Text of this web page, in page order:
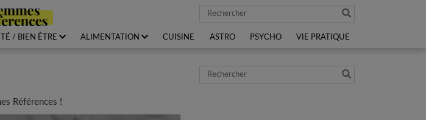
Rechercher
/ BIEN ÊTRE ALIMENTATION CUISINE ASTRO PSYCHO VIE PRATIQUE
Références !
Rechercher